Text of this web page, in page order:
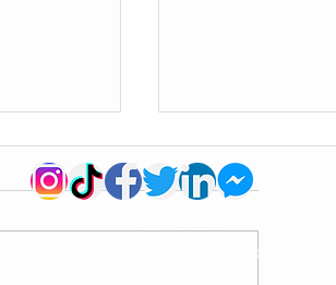
Política de Privacidade